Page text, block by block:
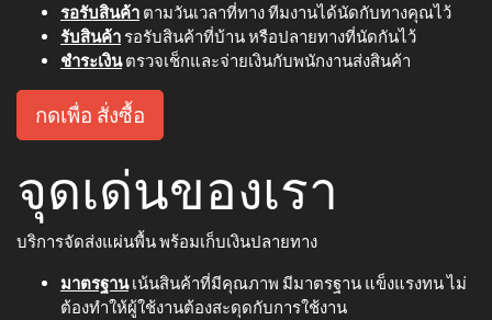
รอรับสินค้า ตามวันเวลาที่ทาง ทีมงานได้นัดกับทางคุณไว้
รับสินค้า รอรับสินค้าที่บ้าน หรือปลายทางที่นัดกันไว้
ชำระเงินตรวจเช็กและจ่ายเงินกับพนักงานส่งสินค้า
กดเพื่อ สั่งซื้อ
จุดเด่นของเรา
บริการจัดส่งแผ่นพื้น พร้อมเก็บเงินปลายทาง
มาตรฐานเน้นสินค้าที่มีคุณภาพ มีมาตรฐาน แข็งแรงทน ไม่
ต้องทำให้ผู้ใช้งานต้องสะดุดกับการใช้งาน